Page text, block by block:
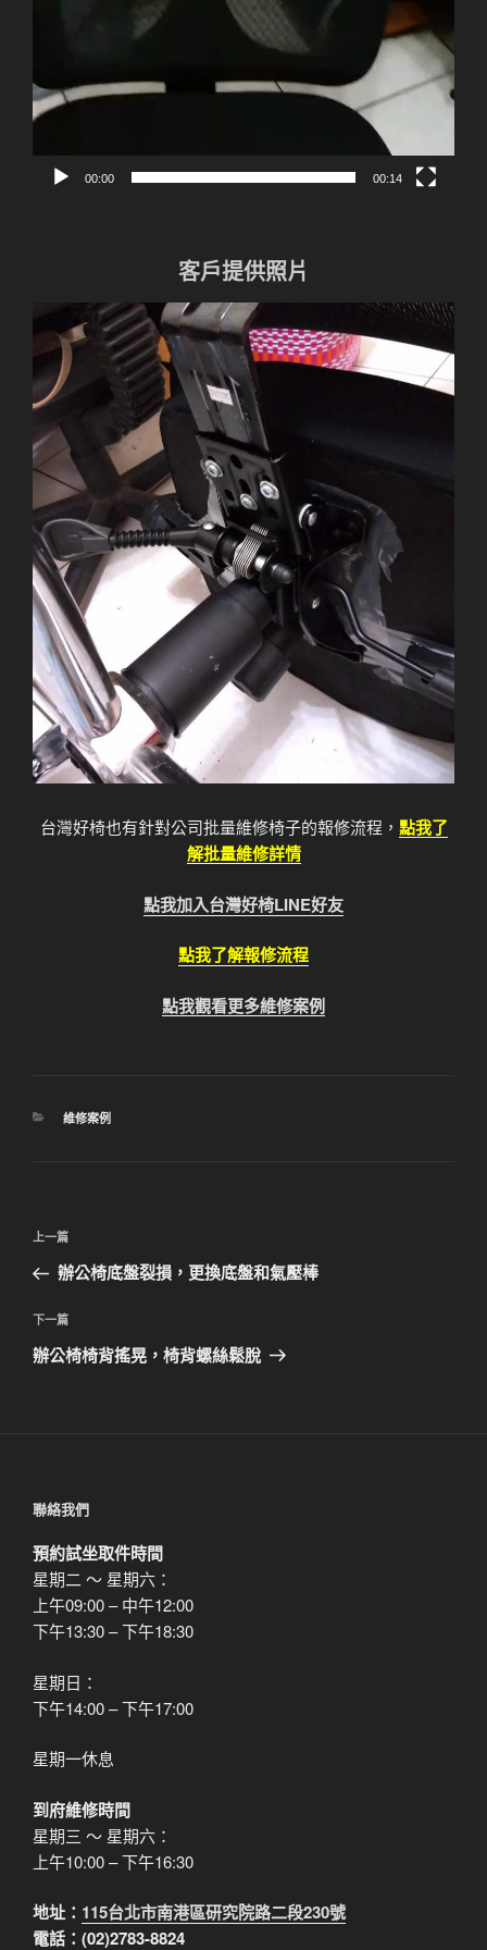
00:00 00:14
客戶提供照片
台灣好椅也有針對公司批量維修椅子的報修流程， 點我了
解批量維修詳情
點我加入台灣好椅LINE好友
點我了解報修流程
點我觀看更多維修案例
分
維修案例
文
導
覽
上
一
文
章
上一篇
辦公椅底盤裂損，更換底盤和氣壓棒
下
一
下一篇
辦公椅椅背搖晃，椅背螺絲鬆脫
聯絡我們
預約試坐取件時間
星期二 ～ 星期六：
上午09:00 – 中午12:00
下午13:30 – 下午18:30
星期日：
下午14:00 – 下午17:00
星期一休息
到府維修時間
星期三 ～ 星期六：
上午10:00 – 下午16:30
地址： 115台北市南港區研究院路二段230號
電話：(02)2783-8824